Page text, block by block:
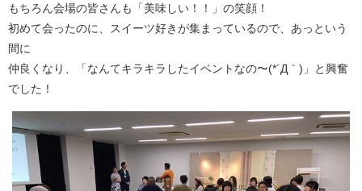
もちろん会場の皆さんも「美味しい！！」の笑顔！
初めて会ったのに、スイーツ好きが集まっているので、あっという
間に
仲良くなり、「なんてキラキラしたイベントなの〜(*´Д｀)」と興奮
でした！